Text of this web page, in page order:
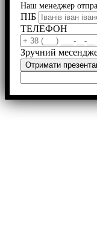
Наш менеджер
ПІБ
ТЕЛЕФОН
Зручний